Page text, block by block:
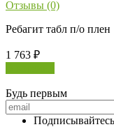
Отзывы (0)
Ребагит табл п/о
1 763 ₽
Будь первым